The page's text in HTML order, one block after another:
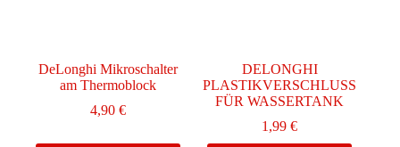
DeLonghi Mikroschalter
am Thermoblock
4,90€
DELONGHI
PLASTIKVERSCHLUSS
FÜR WASSERTANK
1,99€